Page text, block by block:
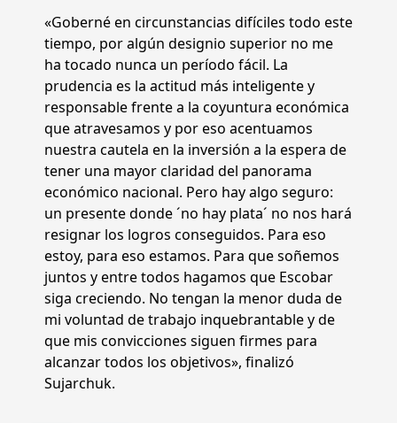
«Goberné en circunstancias difíciles todo este
tiempo, por algún designio superior no me
ha tocado nunca un período fácil. La
prudencia es la actitud más inteligente y
responsable frente a la coyuntura económica
que atravesamos y por eso acentuamos
nuestra cautela en la inversión a la espera de
tener una mayor claridad del panorama
económico nacional. Pero hay algo seguro:
un presente donde ´no hay plata´ no nos hará
resignar los logros conseguidos. Para eso
estoy, para eso estamos. Para que soñemos
juntos y entre todos hagamos que Escobar
siga creciendo. No tengan la menor duda de
mi voluntad de trabajo inquebrantable y de
que mis convicciones siguen firmes para
alcanzar todos los objetivos», finalizó
Sujarchuk.